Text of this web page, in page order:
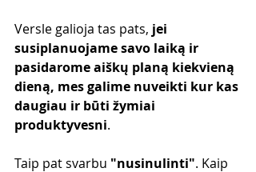
Versle galioja tas pats, jei
susiplanuojame savo laiką ir
pasidarome aiškų planą kiekvieną
dieną, mes galime nuveikti kur kas
daugiau ir būti žymiai
produktyvesni.
Taip pat svarbu "nusinulinti". Kaip